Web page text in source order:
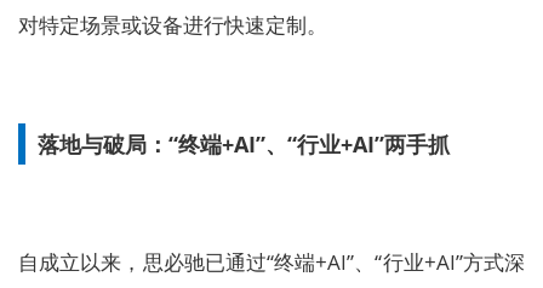
对特定场景或设备进行快速定制。
落地与破局：“终端+AI”、“行业+AI”两手抓
自成立以来，思必驰已通过“终端+AI”、“行业+AI”方式深